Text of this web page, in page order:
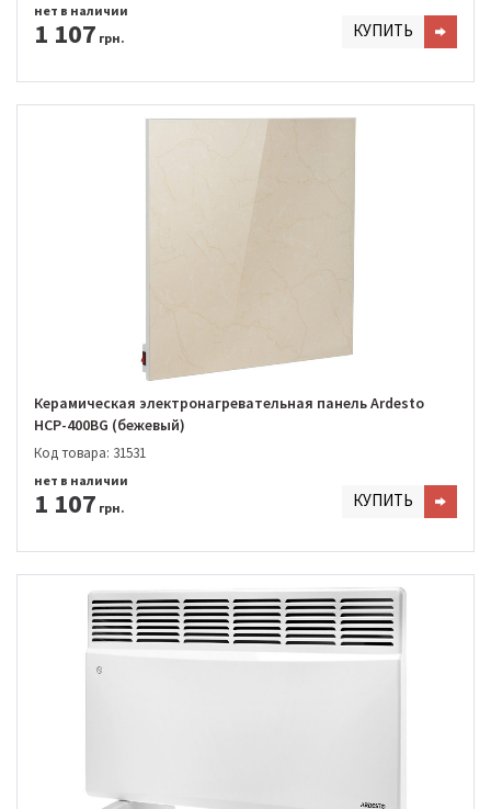
1 107 грн.
нет в наличии
КУПИТЬ
Керамическая электронагревательная панель Ardesto
HCP-400BG (бежевый)
Код товара: 31531
1 107 грн.
нет в наличии
КУПИТЬ